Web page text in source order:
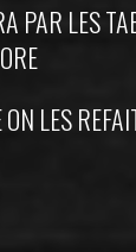
PAR LES
LES